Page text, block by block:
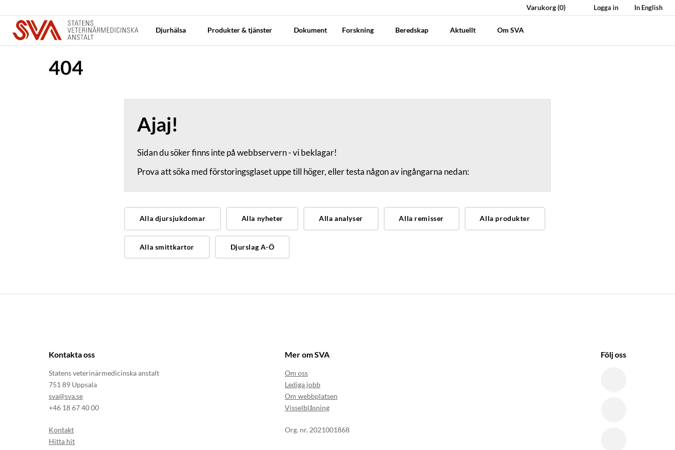
Varukorg(0) Logga in In English
Djurhälsa Produkter & tjänster Dokument Forskning Beredskap Aktuellt Om SVA
404
Ajaj!
Sidan du söker finns inte på webbservern - vi beklagar!
Prova att söka med förstoringsglaset uppe till höger, eller testa någon av ingångarna nedan:
Alla djursjukdomar Alla nyheter Alla analyser Alla remisser Alla produkter
Alla smittkartor Djurslag A-Ö
Kontakta oss
Statens veterinärmedicinska anstalt
751 89 Uppsala
sva@sva.se
+46 18 67 40 00
Kontakt
Hitta hit
Mer om SVA
Om oss
Lediga jobb
Om webbplatsen
Visselblåsning
Org. nr. 2021001868
Följ oss